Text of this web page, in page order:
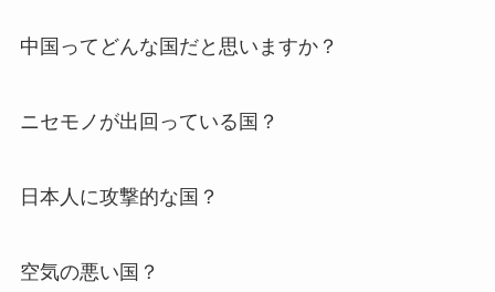
中国ってどんな国だと思いますか？
ニセモノが出回っている国？
日本人に攻撃的な国？
空気の悪い国？